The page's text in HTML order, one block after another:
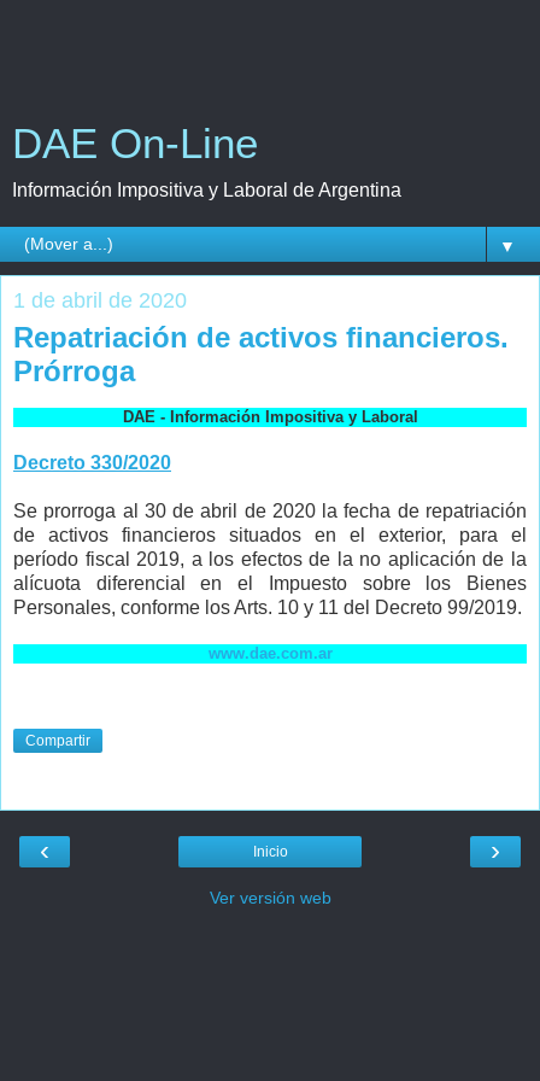
DAE On-Line
Información Impositiva y Laboral de Argentina
▼
1 de abril de 2020
Repatriación de activos financieros.
Prórroga
DAE - Información Impositiva y Laboral
Decreto 330/2020
Se prorroga al 30 de abril de 2020 la fecha de repatriación
de activos financieros situados en el exterior, para el
período fiscal 2019, a los efectos de la no aplicación de la
alícuota diferencial en el Impuesto sobre los Bienes
Personales, conforme los Arts. 10 y 11 del Decreto 99/2019.
www.dae.com.ar
Compartir
‹ ›
Inicio
Ver versión web